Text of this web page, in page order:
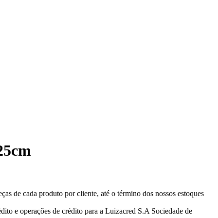
de cada produto por cliente, até o término dos nossos estoques
e operações de crédito para a Luizacred S.A Sociedade de